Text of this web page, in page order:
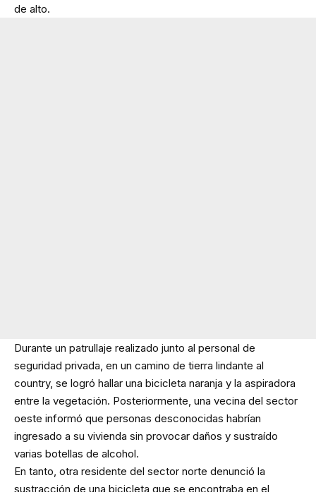
de alto.
Durante un patrullaje realizado junto al personal de
seguridad privada, en un camino de tierra lindante al
country, se logró hallar una bicicleta naranja y la aspiradora
entre la vegetación. Posteriormente, una vecina del sector
oeste informó que personas desconocidas habrían
ingresado a su vivienda sin provocar daños y sustraído
varias botellas de alcohol.
En tanto, otra residente del sector norte denunció la
sustracción de una bicicleta que se encontraba en el